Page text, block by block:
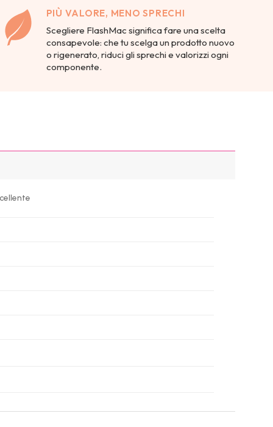
PIÙ VALORE, MENO SPRECHI
Scegliere FlashMac significa fare una scelta
consapevole: che tu scelga un prodotto nuovo
o rigenerato, riduci gli sprechi e valorizzi ogni
componente.